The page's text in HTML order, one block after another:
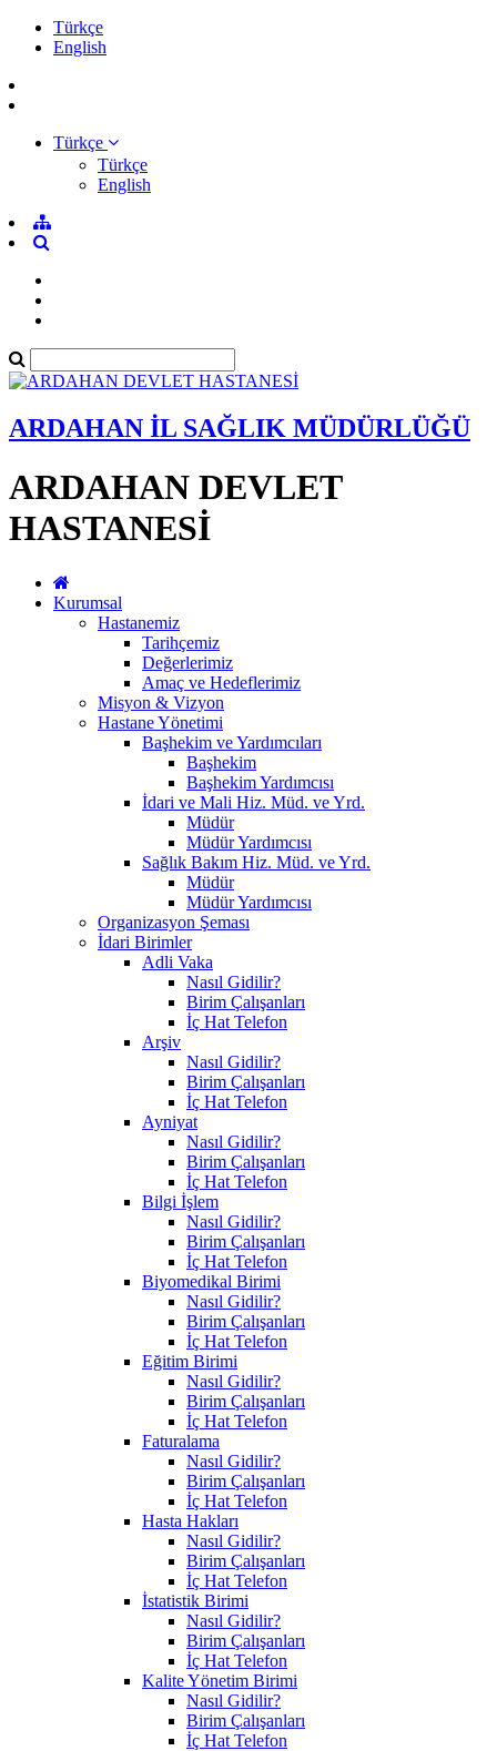
Türkçe
English
Türkçe
Türkçe
English
ARDAHAN İL SAĞLIK MÜDÜRLÜĞÜ
ARDAHAN DEVLET
HASTANESİ
Kurumsal
Hastanemiz
Tarihçemiz
Değerlerimiz
Amaç ve Hedeflerimiz
Misyon & Vizyon
Hastane Yönetimi
Başhekim ve Yardımcıları
Başhekim
Başhekim Yardımcısı
İdari ve Mali Hiz. Müd. ve Yrd.
Müdür
Müdür Yardımcısı
Sağlık Bakım Hiz. Müd. ve Yrd.
Müdür
Müdür Yardımcısı
Organizasyon Şeması
İdari Birimler
Adli Vaka
Nasıl Gidilir?
Birim Çalışanları
İç Hat Telefon
Arşiv
Nasıl Gidilir?
Birim Çalışanları
İç Hat Telefon
Ayniyat
Nasıl Gidilir?
Birim Çalışanları
İç Hat Telefon
Bilgi İşlem
Nasıl Gidilir?
Birim Çalışanları
İç Hat Telefon
Biyomedikal Birimi
Nasıl Gidilir?
Birim Çalışanları
İç Hat Telefon
Eğitim Birimi
Nasıl Gidilir?
Birim Çalışanları
İç Hat Telefon
Faturalama
Nasıl Gidilir?
Birim Çalışanları
İç Hat Telefon
Hasta Hakları
Nasıl Gidilir?
Birim Çalışanları
İç Hat Telefon
İstatistik Birimi
Nasıl Gidilir?
Birim Çalışanları
İç Hat Telefon
Kalite Yönetim Birimi
Nasıl Gidilir?
Birim Çalışanları
İç Hat Telefon